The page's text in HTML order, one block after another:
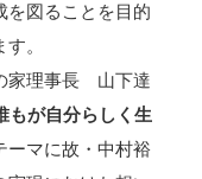
を図ることを目的
。
家理事長 山下達
もが自分らしく生
ーマに故・中村裕